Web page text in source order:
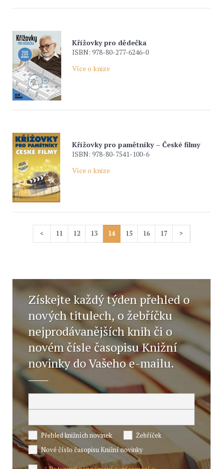
Křížovky pro dědečka
ISBN: 978-80-277-6246-0
Více o knize
Křížovky pro pamětníky – České filmy
ISBN: 978-80-7541-100-6
Více o knize
< 11 12 13 14 15 16 17 >
Získejte každý týden přehled o
nových titulech, o žebříčku
nejprodávanějších knih či o
novém čísle časopisu Knižní
novinky do Vašeho e-mailu.
Přehled knižních novinek
Žebříček
Nové číslo časopisu Knižní novinky